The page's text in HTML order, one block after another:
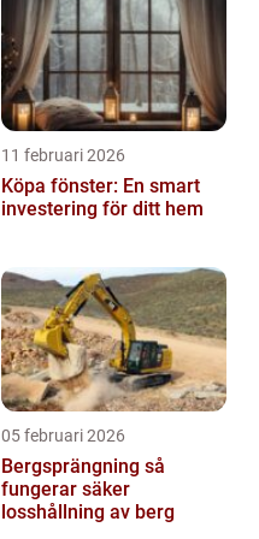
11 februari 2026
Köpa fönster: En smart
investering för ditt hem
05 februari 2026
Bergsprängning så
fungerar säker
losshållning av berg